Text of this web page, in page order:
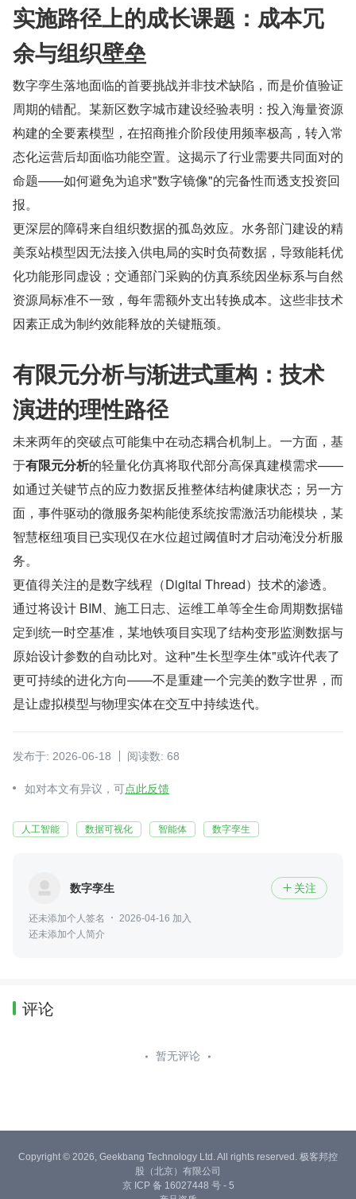
实施路径上的成长课题：成本冗
余与组织壁垒
数字孪生落地面临的首要挑战并非技术缺陷，而是价值验证
周期的错配。某新区数字城市建设经验表明：投入海量资源
构建的全要素模型，在招商推介阶段使用频率极高，转入常
态化运营后却面临功能空置。这揭示了行业需要共同面对的
命题——如何避免为追求"数字镜像"的完备性而透支投资回
报。
更深层的障碍来自组织数据的孤岛效应。水务部门建设的精
美泵站模型因无法接入供电局的实时负荷数据，导致能耗优
化功能形同虚设；交通部门采购的仿真系统因坐标系与自然
资源局标准不一致，每年需额外支出转换成本。这些非技术
因素正成为制约效能释放的关键瓶颈。
有限元分析与渐进式重构：技术
演进的理性路径
未来两年的突破点可能集中在动态耦合机制上。一方面，基
于有限元分析的轻量化仿真将取代部分高保真建模需求——
如通过关键节点的应力数据反推整体结构健康状态；另一方
面，事件驱动的微服务架构能使系统按需激活功能模块，某
智慧枢纽项目已实现仅在水位超过阈值时才启动淹没分析服
务。
更值得关注的是数字线程（Digital Thread）技术的渗透。
通过将设计 BIM、施工日志、运维工单等全生命周期数据锚
定到统一时空基准，某地铁项目实现了结构变形监测数据与
原始设计参数的自动比对。这种"生长型孪生体"或许代表了
更可持续的进化方向——不是重建一个完美的数字世界，而
是让虚拟模型与物理实体在交互中持续迭代。
发布于: 2026-06-18 阅读数: 68
如对本文有异议，可点此反馈
人工智能 数据可视化 智能体 数字孪生
数字孪生  关注
还未添加个人签名
2026-04-16 加入
还未添加个人简介
评论
暂无评论
Copyright © 2026, Geekbang Technology Ltd. All rights reserved. 极客邦控
股（北京）有限公司
京 ICP 备 16027448 号 - 5